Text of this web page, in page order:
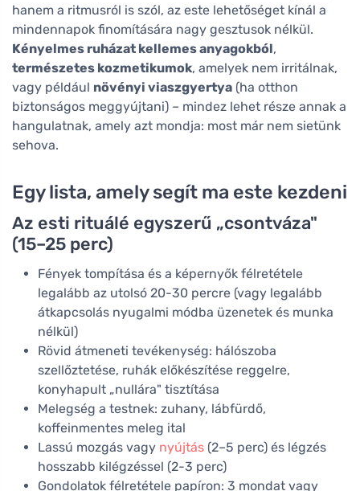
hanem a ritmusról is szól, az este lehetőséget kínál a
mindennapok finomítására nagy gesztusok nélkül.
Kényelmes ruházat kellemes anyagokból,
természetes kozmetikumok, amelyek nem irritálnak,
vagy például növényi viaszgyertya (ha otthon
biztonságos meggyújtani) – mindez lehet része annak a
hangulatnak, amely azt mondja: most már nem sietünk
sehova.
Egy lista, amely segít ma este kezdeni
Az esti rituálé egyszerű „csontváza"
(15–25 perc)
Fények tompítása és a képernyők félretétele
legalább az utolsó 20-30 percre (vagy legalább
átkapcsolás nyugalmi módba üzenetek és munka
nélkül)
Rövid átmeneti tevékenység: hálószoba
szellőztetése, ruhák előkészítése reggelre,
konyhapult „nullára" tisztítása
Melegség a testnek: zuhany, lábfürdő,
koffeinmentes meleg ital
Lassú mozgás vagy nyújtás (2–5 perc) és légzés
hosszabb kilégzéssel (2-3 perc)
Gondolatok félretétele papíron: 3 mondat vagy